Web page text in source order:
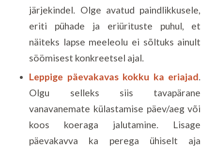
järjekindel. Olge avatud paindlikkusele,
eriti pühade ja eriürituste puhul, et
näiteks lapse meeleolu ei sõltuks ainult
söömisest konkreetsel ajal.
Leppige päevakavas kokku ka eriajad.
Olgu selleks siis tavapärane
vanavanemate külastamise päev/aeg või
koos koeraga jalutamine. Lisage
päevakavva ka perega ühiselt aja